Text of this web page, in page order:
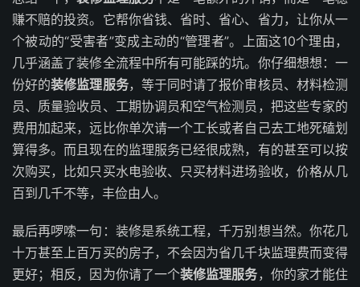
赚不赔的投资。它帮你省钱、省时、省心、省力，让你从一
个被动的“受害者”变成主动的“管理者”。上面这10个理由，
几乎涵盖了装修全流程中所有可能踩的坑。你仔细想想：一
份好的装修监理服务，等于同时请了报价审核员、材料检测
员、质量验收员、工期协调员和空气检测员，把这些专家的
费用加起来，远比你单次请一个工长或者自己去工地死磕划
算得多。而且现在的监理服务已经很成熟，有的甚至可以按
次购买，比如只买水电验收、只买材料进场验收，价格从几
百到几千不等，丰俭由人。
最后再啰嗦一句：装修是系统工程，千万别想当然。你花几
十万甚至上百万买的房子，不会因为省几千块监理费而变得
更好；相反，因为你请了一个装修监理服务，你的家才能住